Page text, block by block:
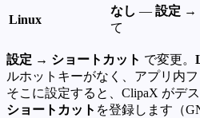
Linux
なし — 設定 →
て
設定 → ショートカット で変更。
ルホットキーがなく、アプリ内フ
そこに設定すると、ClipaX がデ
ショートカット を登録します（